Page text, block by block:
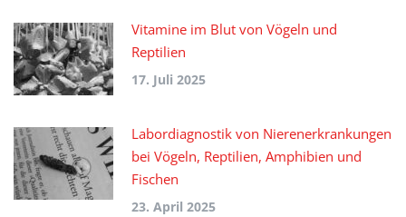
Vitamine im Blut von Vögeln und
Reptilien
17. Juli 2025
Labordiagnostik von Nierenerkrankungen
bei Vögeln, Reptilien, Amphibien und
Fischen
23. April 2025